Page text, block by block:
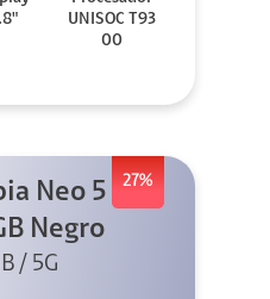
UNISOC T93
00
27%
Neo 5
Negro
/ 5G